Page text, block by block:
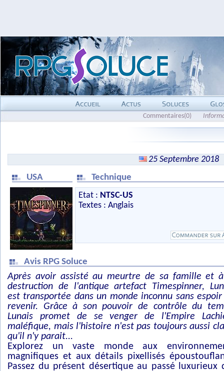
Commentaires(0)
25 Septembre 2018
USA
Technique
Etat : NTSC-US
Textes : Anglais
Avis RPG Soluce
Après avoir assisté au meurtre de sa famille et
destruction de l'antique artefact Timespinner,
est transportée dans un monde inconnu sans
revenir. Grâce à son pouvoir de contrôle du
Lunais promet de se venger de l'Empire
maléfique, mais l'histoire n'est pas toujours aussi
qu'il n'y parait...
Explorez un vaste monde aux
magnifiques et aux détails pixellisés
Passez du présent désertique au passé luxurieux